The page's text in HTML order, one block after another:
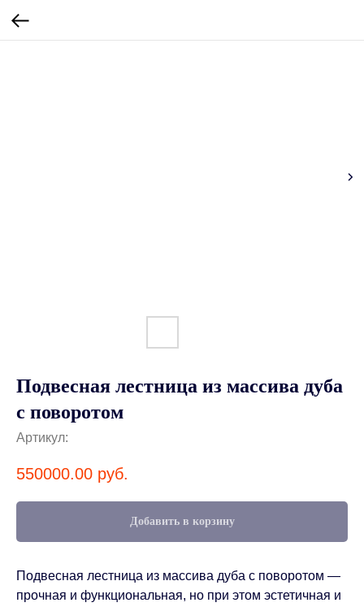
Подвесная лестница из массива дуба
с поворотом
Артикул:
550000.00 руб.
Добавить в корзину
Подвесная лестница из массива дуба с поворотом —
прочная и функциональная, но при этом эстетичная и